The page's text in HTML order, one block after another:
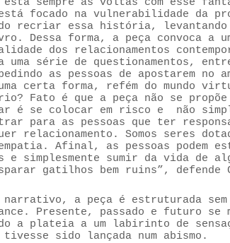
está sempre às voltas com esse
focado na vulnerabilidade da
recriar essa história, levantando
Dessa forma, a peça convoca a
dos relacionamentos
uma série de questionamentos,
as pessoas de apostarem no
certa forma, refém do mundo
Fato é que a peça não se
é se colocar em risco e não
para as pessoas que ter
relacionamento. Somos seres
Afinal, as pessoas podem
e simplesmente sumir da vida de
gatilhos bem ruins”,
a peça é estruturada sem
Presente, passado e futuro se
a plateia a um labirinto de
sido lançada num abismo.